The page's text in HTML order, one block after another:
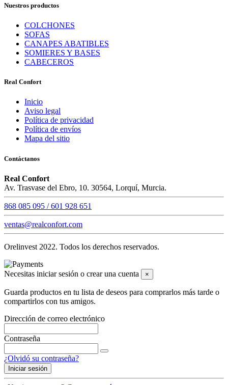
Nuestros productos
COLCHONES
SOFAS
CANAPES ABATIBLES
SOMIERES Y BASES
CABECEROS
Real Confort
Inicio
Aviso legal
Política de privacidad
Política de envíos
Mapa del sitio
Contáctanos
Real Confort
Av. Trasvase del Ebro, 10. 30564, Lorquí, Murcia.
868 085 095 / 601 928 651
ventas@realconfort.com
Orelinvest 2022. Todos los derechos reservados.
Necesitas iniciar sesión o crear una cuenta ×
Guarda productos en tu lista de deseos para comprarlos más tarde o
compartirlos con tus amigos.
Dirección de correo electrónico
Contraseña
¿Olvidó su contraseña?
Iniciar sesión